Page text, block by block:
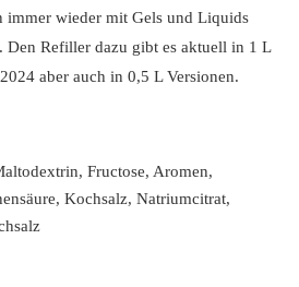
immer wieder mit Gels und Liquids
Den Refiller dazu gibt es aktuell in 1 L
aber auch in 0,5 L Versionen.
Fructose, Aromen,
Kochsalz, Natriumcitrat,